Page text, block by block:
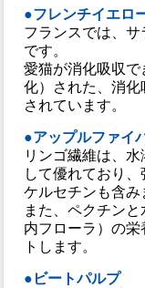
●フレンチイエロ
フランスでは、
です。
愛猫が消化吸収
化）された、消
されています。
●アップルファイ
リンゴ繊維は、
して優れており
ケルセチンも含み
また、ペクチン
内フローラ）の
トします。
●ビートパルプ